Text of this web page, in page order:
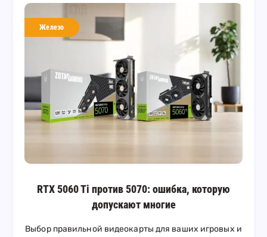
Железо
RTX 5060 Ti против 5070: ошибка, которую
допускают многие
Выбор правильной видеокарты для ваших игровых и